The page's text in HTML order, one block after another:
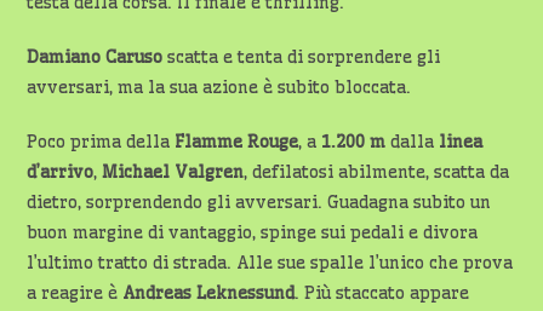
Damiano Caruso scatta e tenta di sorprendere gli
avversari, ma la sua azione è subito bloccata.
Poco prima della Flamme Rouge, a 1.200 m dalla linea
d’arrivo,Michael Valgren, defilatosi abilmente, scatta da
dietro, sorprendendo gli avversari. Guadagna subito un
buon margine di vantaggio, spinge sui pedali e divora
l’ultimo tratto di strada. Alle sue spalle l’unico che prova
a reagire è Andreas Leknessund. Più staccato appare